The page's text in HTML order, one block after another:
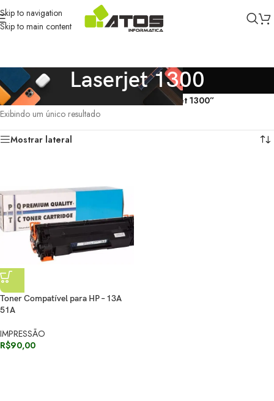
Skip to navigation
Skip to main content
Laserjet 1300
Início/ Produtos marcados com a tag “Laserjet 1300”
Exibindo um único resultado
Mostrar lateral
Toner Compatível para HP – 13A
51A
IMPRESSÃO
R$90,00